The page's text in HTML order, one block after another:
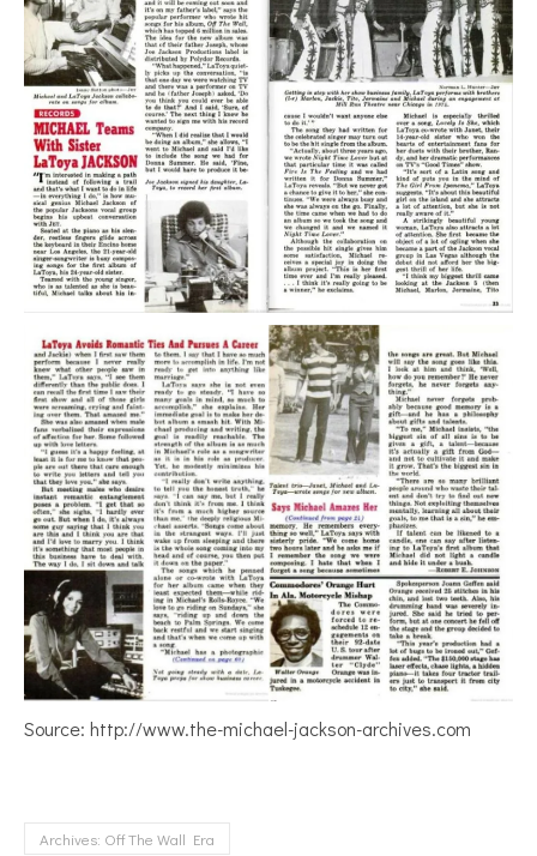
Source: http://www.the-michael-jackson-archives.com
Archives: Off The Wall Era